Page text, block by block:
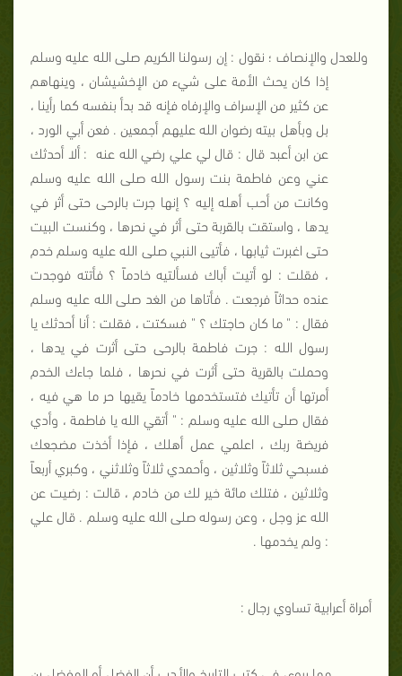
وللعدل والإنصاف ؛ نقول : إن رسولنا الكريم صلى الله عليه وسلم
إذا كان يحث الأمة على شيء من الإخشيشان ، وينهاهم
عن كثير من الإسراف والإرفاه فإنه قد بدأ بنفسه كما رأينا ،
بل وبأهل بيته رضوان الله عليهم أجمعين . فعن أبي الورد ،
عن ابن أعبد قال : قال لي علي رضي الله عنه : ألا أحدثك
عني وعن فاطمة بنت رسول الله صلى الله عليه وسلم
وكانت من أحب أهله إليه ؟ إنها جرت بالرحى حتى أثر في
يدها ، واستقت بالقربة حتى أثر في نحرها ، وكنست البيت
حتى اغبرت ثيابها ، فأتيى النبي صلى الله عليه وسلم خدم
، فقلت : لو أتيت أباك فسألتيه خادماً ؟ فأتته فوجدت
عنده حداثاً فرجعت . فأتاها من الغد صلى الله عليه وسلم
فقال : " ما كان حاجتك ؟ " فسكتت ، فقلت : أنا أحدثك يا
رسول الله : جرت فاطمة بالرحى حتى أثرت في يدها ،
وحملت بالقرية حتى أثرت في نحرها ، فلما جاءك الخدم
أمرتها أن تأتيك فتستخدمها خادماً يقيها حر ما هي فيه ،
فقال صلى الله عليه وسلم : " أتقي الله يا فاطمة ، وأدي
فريضة ربك ، اعلمي عمل أهلك ، فإذا أخذت مضجعك
فسبحي ثلاثاً وثلاثين ، وأحمدي ثلاثاً وثلاثني ، وكبري أربعاً
وثلاثين ، فتلك مائة خير لك من خادم ، قالت : رضيت عن
الله عز وجل ، وعن رسوله صلى الله عليه وسلم . قال علي
: ولم يخدمها .
أمراة أعرابية تساوي رجال :